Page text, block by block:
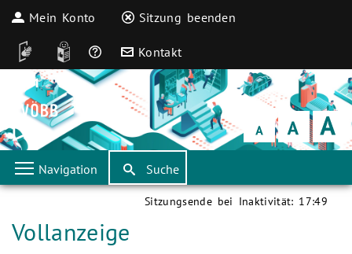
Mein Konto Sitzung beenden
DGS Leichte Sprache
Häufige Fragen
Kontakt
Schrift
klein Schrift
normal Schrift
groß
Navigation Suche
Sitzungsende bei Inaktivität: 17:49
Aktuelle Seite:
Vollanzeige